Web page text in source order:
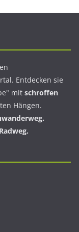
Entdecken sie
mit schroffen
Hängen.